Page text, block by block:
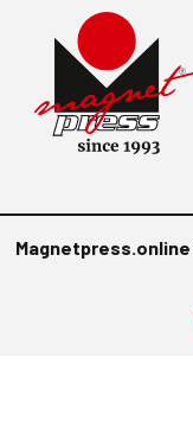
Magnetpress.online